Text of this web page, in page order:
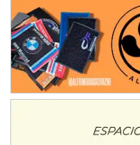
NORESTE SANTAFESINO - F6
Ciudad de Avellaneda (Asfalto)
Avellaneda (Santa Fe)
SUR SANTAFESINO - F4
José Samuel Sánchez (Tierra)
Rufino (Santa Fe)